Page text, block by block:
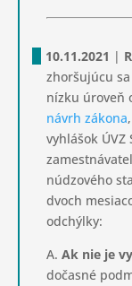
10.11.2021 |
zhoršujúcu
nízku úroveň
návrh zákona
vyhlášok ÚVZ
núdzového
dvoch
odchýlky:
A. Ak nie je
dočasné